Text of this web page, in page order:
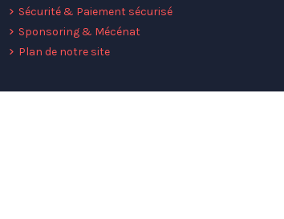
Sécurité & Paiement sécurisé
Sponsoring & Mécénat
Plan de notre site